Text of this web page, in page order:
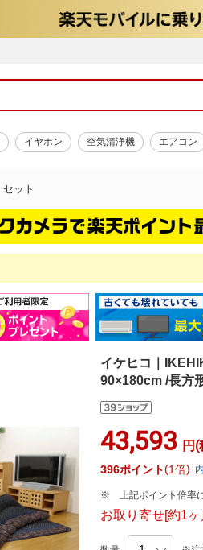
イヤホン 空気清浄機 エアコン
セット
イケヒコ｜
90×180cm /長方
43,593 円
396ポイント 1倍
上記ポイント倍率
お取り寄せ[約1